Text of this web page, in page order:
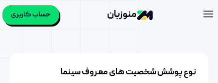
منوزبان حساب کاربری
نوع پوشش شخصیت های معروف سینما